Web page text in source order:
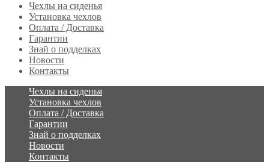
Чехлы на сиденья
Установка чехлов
Оплата / Доставка
Гарантии
Знай о подделках
Новости
Контакты
Чехлы на сиденья
Установка чехлов
Оплата / Доставка
Гарантии
Знай о подделках
Новости
Контакты